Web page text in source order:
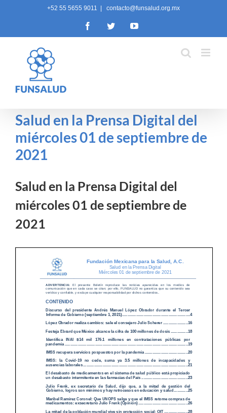
+52 55 5655 9011 contacto@funsalud.org.mx
FacebookTwitterYouTube
Salud en la Prensa Digital del
miércoles 01 de septiembre de
2021
Salud en la Prensa Digital del
miércoles 01 de septiembre de
2021